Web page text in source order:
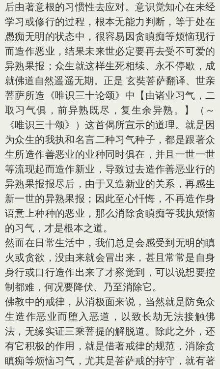
后由著意根的习惯性去应对。意识觉知心在未经
学习或修行的过程，根本无能力判断，等于处在
愚痴无明的状态中，很容易因贪瞋痴等烦恼现行
而造作恶业，结果未来世必定要再去受不可爱的
异熟果报；众生就这样生死相续、永不停歇，成
就佛道自然遥遥无期。正是 玄奘菩萨翻译、世亲
菩萨所造《唯识三十论颂》中【由诸业习气，二
取习气俱，前异熟既尽，复生余异熟。】（～
《唯识三十颂》）这首偈所宣示的道理。就是因
为众生的我执和名言二种习气种子，都是跟著众
生所造作善恶业的业种同时俱在，并且一世一世
等流现起而造作新业，导致过去造作善恶业行的
异熟果报报尽后，由于又造新业的关系，再感生
新一世的异熟果报；因此至心忏悔，不再造作身
语意上种种的恶业，那么消除贪瞋痴等我执烦恼
的习气，才是根本之道。
然而在日常生活中，我们总是会感受到无明的瞋
火或贪欲，没由来就会冒出来，甚且常常是自身
身行或口行造作出来了才察觉到，可以说想要控
制都难，何况要降伏、乃至消除它。
佛教中的戒律，从消极面来说，当然就是防免众
生造作恶业而堕入恶道，以致长劫无法接触佛
法，无缘实证三乘菩提的解脱道。除此之外，还
有它积极的作用，就是借著戒律的规范，消除贪
瞋痴等烦恼习气，尤其是菩萨戒的持守，就有著